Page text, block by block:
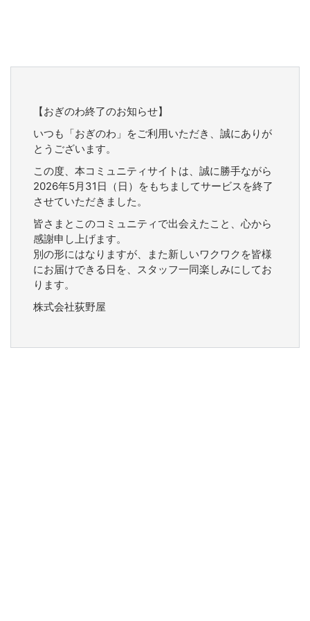
【おぎのわ終了のお知らせ】
いつも「おぎのわ」をご利用いただき、誠にありが
とうございます。
この度、本コミュニティサイトは、誠に勝手ながら
2026年5月31日（日）をもちましてサービスを終了
させていただきました。
皆さまとこのコミュニティで出会えたこと、心から
感謝申し上げます。
別の形にはなりますが、また新しいワクワクを皆様
にお届けできる日を、スタッフ一同楽しみにしてお
ります。
株式会社荻野屋